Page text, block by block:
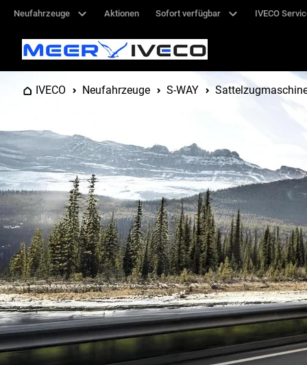
Neufahrzeuge Aktionen Sofort verfügbar IVECO
IVECO Neufahrzeuge S-WAY